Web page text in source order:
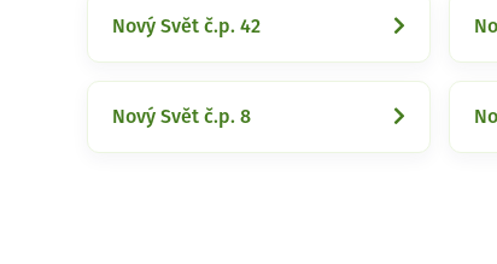
Nový Svět č.p. 42
Nový Svět č.p. 8